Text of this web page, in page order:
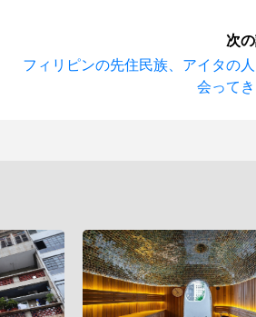
フィリピンの先住民族、アイタの
会ってき